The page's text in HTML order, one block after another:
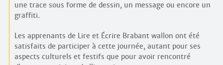
une trace sous forme de dessin, un message ou encore un
graffiti.
Les apprenants de Lire et Écrire Brabant wallon ont été
satisfaits de participer à cette journée, autant pour ses
aspects culturels et festifs que pour avoir rencontré